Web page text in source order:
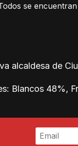
se
alcaldesa de
Blancos 48%,